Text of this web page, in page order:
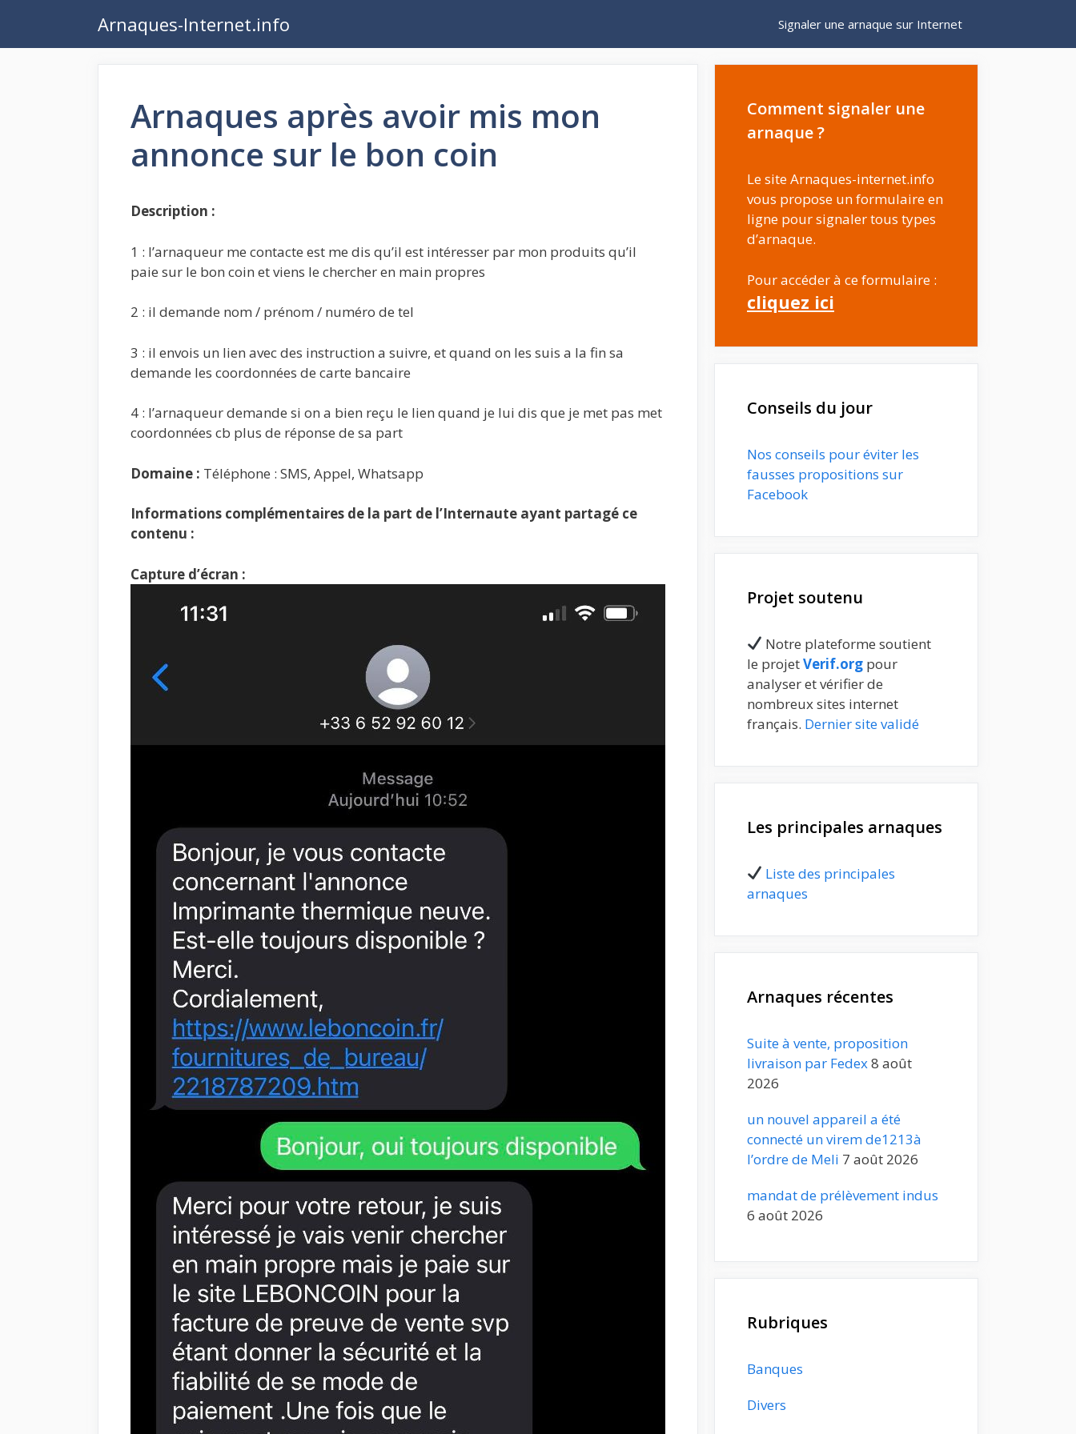
contenu
Arnaques-Internet.info Signaler une arnaque sur Internet
Arnaques après avoir mis mon
annonce sur le bon coin
Description :
1 : l’arnaqueur me contacte est me dis qu’il est intéresser par mon produits qu’il
paie sur le bon coin et viens le chercher en main propres
2 : il demande nom / prénom / numéro de tel
3 : il envois un lien avec des instruction a suivre, et quand on les suis a la fin sa
demande les coordonnées de carte bancaire
4 : l’arnaqueur demande si on a bien reçu le lien quand je lui dis que je met pas met
coordonnées cb plus de réponse de sa part
Domaine : Téléphone : SMS, Appel, Whatsapp
Informations complémentaires de la part de l’Internaute ayant partagé ce
contenu :
Capture d’écran :
Comment signaler une
arnaque ?
Le site Arnaques-internet.info
vous propose un formulaire en
ligne pour signaler tous types
d’arnaque.
Pour accéder à ce formulaire :
cliquez ici
Conseils du jour
Nos conseils pour éviter les
fausses propositions sur
Facebook
Projet soutenu
Notre plateforme soutient
le projetVerif.org pour
analyser et vérifier de
nombreux sites internet
français. Dernier site validé
Les principales arnaques
Liste des principales
arnaques
Arnaques récentes
Suite à vente, proposition
livraison par Fedex8 août
2026
un nouvel appareil a été
connecté un virem de1213à
l’ordre de Meli 7 août 2026
mandat de prélèvement indus
6 août 2026
Rubriques
Banques
Divers